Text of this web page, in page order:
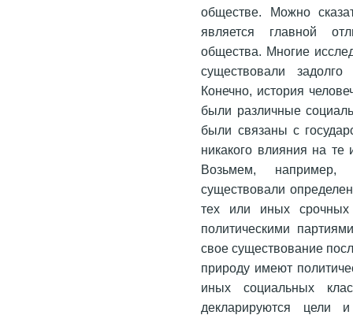
обществе. Можно
является главной
общества. Многие
существовали
Конечно, история
были различные
были связаны с
никакого влияния на
Возьмем, например,
существовали
тех или иных
политическими
свое существование
природу имеют
иных социальных
декларируются цели